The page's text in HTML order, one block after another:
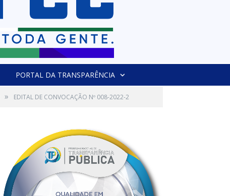
PORTAL DA TRANSPARÊNCIA
» EDITAL DE CONVOCAÇÃO Nº 008-2022-2